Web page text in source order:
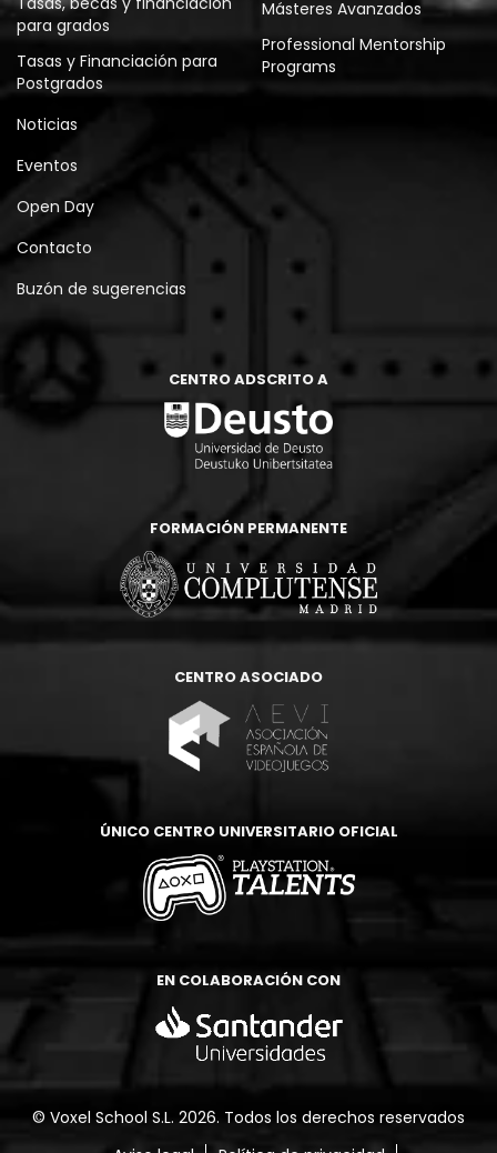
para grados
Tasas y Financiación para
Postgrados
Másteres Avanzados
Professional Mentorship
Programs
Noticias
Eventos
Open Day
Contacto
Buzón de sugerencias
CENTRO ADSCRITO A
FORMACIÓN PERMANENTE
CENTRO ASOCIADO
ÚNICO CENTRO UNIVERSITARIO OFICIAL
EN COLABORACIÓN CON
© Voxel School S.L. 2026. Todos los derechos reservados